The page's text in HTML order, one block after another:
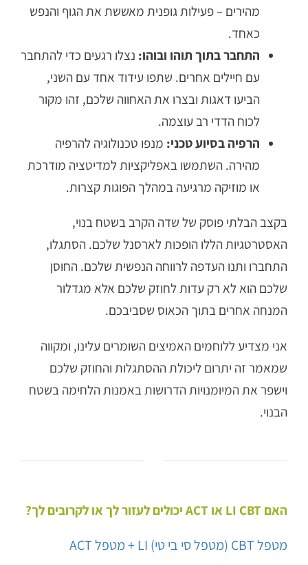
מהירים – פעילות גופנית מאששת את הגוף והנפש
כאחד.
התחבר בתוך תוהו ובוהו: נצלו רגעים כדי להתחבר
עם חיילים אחרים. שתפו עידוד אחד עם השני,
הביעו דאגות ובצרו את האחווה שלכם, זהו מקור
לכוח הדדי רב עוצמה.
הרפיה בסיוע טכני: מנפו טכנולוגיה להרפיה
מהירה. השתמשו באפליקציות למדיטציה מודרכת
או מוזיקה מרגיעה במהלך הפוגות קצרות.
בקצב הבלתי פוסק של שדה הקרב בשטח בנוי,
האסטרטגיות הללו הופכות לארסנל שלכם. הסתגלו,
התחברו ותנו העדפה לרווחה הנפשית שלכם. החוסן
שלכם הוא לא רק עדות לחוזק שלכם אלא מגדלור
המנחה אחרים בתוך הכאוס שסביבכם.
אני מצדיע ללוחמים האמיצים השומרים עלינו, ומקווה
שמאמר זה יתרום ליכולת ההסתגלות והחוזק שלכם
וישפר את המיומנויות הדרושות באמנות הלחימה בשטח
הבנוי.
האם LI CBT או ACT יכולים לעזור לך או לקרובים לך?
מטפל CBT (מטפל סי בי טי) LI + מטפל ACT